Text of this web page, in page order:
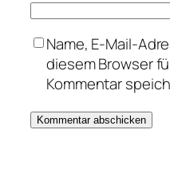
Name, E-Mail-
diesem Browser
Kommentar